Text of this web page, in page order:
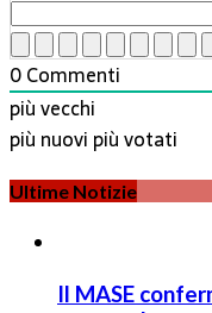
0Commenti
più vecchi
più nuovi più votati
Ultime Notizie
Il MASE